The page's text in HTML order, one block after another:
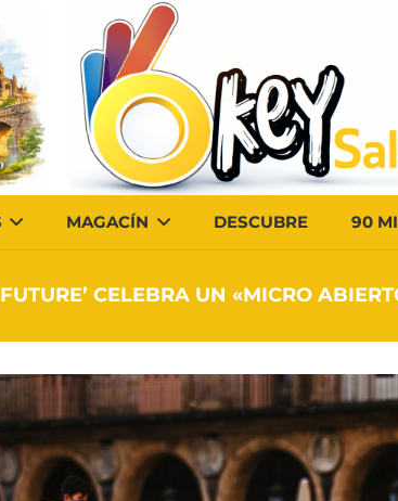
MAGACÍN DESCUBRE 90
CELEBRA UN «MICRO